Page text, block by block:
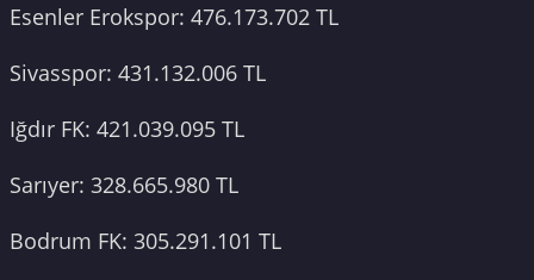
Esenler Erokspor: 476.173.702 TL
Sivasspor: 431.132.006 TL
Iğdır FK: 421.039.095 TL
Sarıyer: 328.665.980 TL
Bodrum FK: 305.291.101 TL